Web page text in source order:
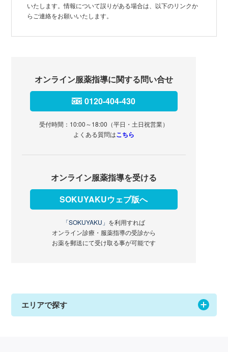
いたします。情報について誤りがある場合は、以下のリンクか
らご連絡をお願いいたします。
オンライン服薬指導に関する問い合せ
0120-404-430
受付時間：10:00～18:00（平日・土日祝営業）
よくある質問はこちら
オンライン服薬指導を受ける
SOKUYAKUウェブ版へ
「SOKUYAKU」 を利用すれば
オンライン診療・服薬指導の受診から
お薬を郵送にて受け取る事が可能です
エリアで探す